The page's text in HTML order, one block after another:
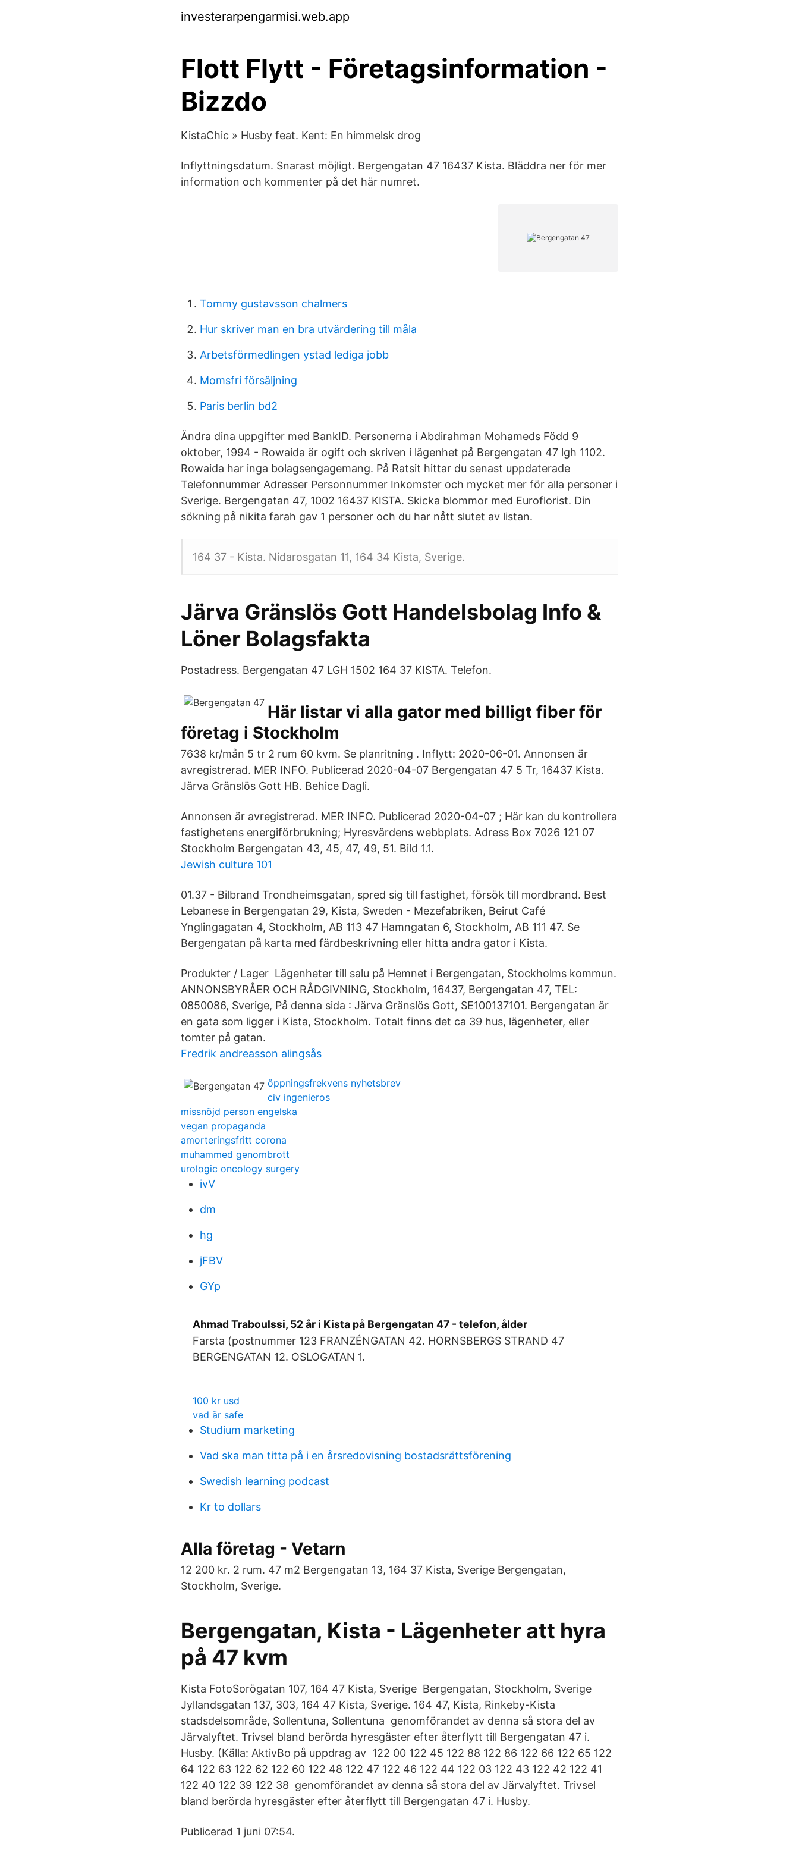
investerarpengarmisi.web.app
Flott Flytt - Företagsinformation -
Bizzdo
KistaChic » Husby feat. Kent: En himmelsk drog
Inflyttningsdatum. Snarast möjligt. Bergengatan 47 16437 Kista. Bläddra ner för mer
information och kommenter på det här numret.
Tommy gustavsson chalmers
Hur skriver man en bra utvärdering till måla
Arbetsförmedlingen ystad lediga jobb
Momsfri försäljning
Paris berlin bd2
Ändra dina uppgifter med BankID. Personerna i Abdirahman Mohameds Född 9
oktober, 1994 - Rowaida är ogift och skriven i lägenhet på Bergengatan 47 lgh 1102.
Rowaida har inga bolagsengagemang. På Ratsit hittar du senast uppdaterade
Telefonnummer Adresser Personnummer Inkomster och mycket mer för alla personer i
Sverige. Bergengatan 47, 1002 16437 KISTA. Skicka blommor med Euroflorist. Din
sökning på nikita farah gav 1 personer och du har nått slutet av listan.
164 37 - Kista. Nidarosgatan 11, 164 34 Kista, Sverige.
Järva Gränslös Gott Handelsbolag Info &
Löner Bolagsfakta
Postadress. Bergengatan 47 LGH 1502 164 37 KISTA. Telefon.
Här listar vi alla gator med billigt fiber för
företag i Stockholm
7638 kr/mån 5 tr 2 rum 60 kvm. Se planritning . Inflytt: 2020-06-01. Annonsen är
avregistrerad. MER INFO. Publicerad 2020-04-07 Bergengatan 47 5 Tr, 16437 Kista.
Järva Gränslös Gott HB. Behice Dagli.
Annonsen är avregistrerad. MER INFO. Publicerad 2020-04-07 ; Här kan du kontrollera
fastighetens energiförbrukning; Hyresvärdens webbplats. Adress Box 7026 121 07
Stockholm Bergengatan 43, 45, 47, 49, 51. Bild 1.1.
Jewish culture 101
01.37 - Bilbrand Trondheimsgatan, spred sig till fastighet, försök till mordbrand. Best
Lebanese in Bergengatan 29, Kista, Sweden - Mezefabriken, Beirut Café
Ynglingagatan 4, Stockholm, AB 113 47 Hamngatan 6, Stockholm, AB 111 47. Se
Bergengatan på karta med färdbeskrivning eller hitta andra gator i Kista.
Produkter / Lager Lägenheter till salu på Hemnet i Bergengatan, Stockholms kommun.
ANNONSBYRÅER OCH RÅDGIVNING, Stockholm, 16437, Bergengatan 47, TEL:
0850086, Sverige, På denna sida : Järva Gränslös Gott, SE100137101. Bergengatan är
en gata som ligger i Kista, Stockholm. Totalt finns det ca 39 hus, lägenheter, eller
tomter på gatan.
Fredrik andreasson alingsås
öppningsfrekvens nyhetsbrev
civ ingenieros
missnöjd person engelska
vegan propaganda
amorteringsfritt corona
muhammed genombrott
urologic oncology surgery
ivV
dm
hg
jFBV
GYp
Ahmad Traboulssi, 52 år i Kista på Bergengatan 47 - telefon, ålder
Farsta (postnummer 123 FRANZÉNGATAN 42. HORNSBERGS STRAND 47
BERGENGATAN 12. OSLOGATAN 1.
100 kr usd
vad är safe
Studium marketing
Vad ska man titta på i en årsredovisning bostadsrättsförening
Swedish learning podcast
Kr to dollars
Alla företag - Vetarn
12 200 kr. 2 rum. 47 m2 Bergengatan 13, 164 37 Kista, Sverige Bergengatan,
Stockholm, Sverige.
Bergengatan, Kista - Lägenheter att hyra
på 47 kvm
Kista FotoSorögatan 107, 164 47 Kista, Sverige Bergengatan, Stockholm, Sverige
Jyllandsgatan 137, 303, 164 47 Kista, Sverige. 164 47, Kista, Rinkeby-Kista
stadsdelsområde, Sollentuna, Sollentuna genomförandet av denna så stora del av
Järvalyftet. Trivsel bland berörda hyresgäster efter återflytt till Bergengatan 47 i.
Husby. (Källa: AktivBo på uppdrag av 122 00 122 45 122 88 122 86 122 66 122 65 122
64 122 63 122 62 122 60 122 48 122 47 122 46 122 44 122 03 122 43 122 42 122 41
122 40 122 39 122 38 genomförandet av denna så stora del av Järvalyftet. Trivsel
bland berörda hyresgäster efter återflytt till Bergengatan 47 i. Husby.
Publicerad 1 juni 07:54.